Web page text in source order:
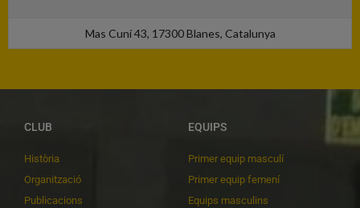
Mas Cuní 43, 17300 Blanes, Catalunya
CLUB
Història
Organització
Publicacions
EQUIPS
Primer equip masculí
Primer equip femení
Equips masculins